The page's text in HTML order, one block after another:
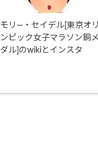
モリ―・セイデル[東京オリ
ンピック女子マラソン銅メ
ダル]のwikiとインスタ